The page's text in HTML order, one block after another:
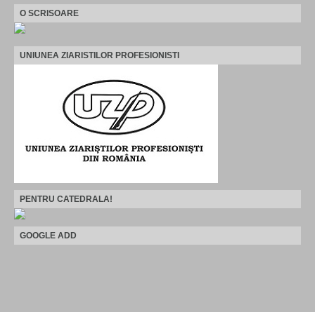
O SCRISOARE
UNIUNEA ZIARISTILOR PROFESIONISTI
PENTRU CATEDRALA!
GOOGLE ADD